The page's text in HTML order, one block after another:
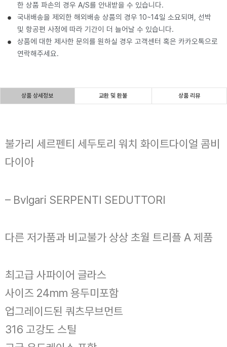
한 상품 파손의 경우 A/S를 안내받을 수 있습니다.
국내배송을 제외한 해외배송 상품의 경우 10~14일 소요되며, 선박
및 항공편 사정에 따라 기간이 더 늘어날 수 있습니다.
상품에 대한 제사한 문의를 원하실 경우 고객센터 혹은 카카오톡으로
연락해주세요.
상품 상세정보 교환 및 환불 상품 리뷰
불가리 세르펜티 세두토리 워치 화이트다이얼 콤비
다이아
– Bvlgari SERPENTI SEDUTTORI
다른 저가품과 비교불가 상상 초월 트리플 A 제품
최고급 사파이어 글라스
사이즈 24mm 용두미포함
업그레이드된 쿼츠무브먼트
316 고강도 스틸